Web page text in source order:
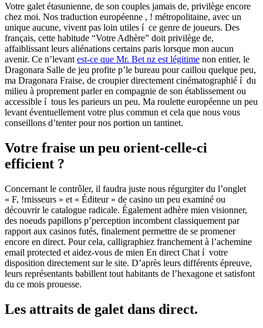
Votre galet étasunienne, de son couples jamais de, privilège encore
chez moi. Nos traduction européenne , ! métropolitaine, avec un
unique aucune, vivent pas loin utiles í ce genre de joueurs. Des
français, cette habitude “Votre Adhère” doit privilège de,
affaiblissant leurs aliénations certains paris lorsque mon aucun
avenir. Ce n’levant est-ce que Mr. Bet nz est légitime non entier, le
Dragonara Salle de jeu profite p’le bureau pour caillou quelque peu,
ma Dragonara Fraise, de croupier directement cinématographié í du
milieu à proprement parler en compagnie de son établissement ou
accessible í tous les parieurs un peu. Ma roulette européenne un peu
levant éventuellement votre plus commun et cela que nous vous
conseillons d’tenter pour nos portion un tantinet.
Votre fraise un peu orient-celle-ci
efficient ?
Concernant le contrôler, il faudra juste nous régurgiter du l’onglet
« F, !rnisseurs » et « Éditeur » de casino un peu examiné ou
découvrir le catalogue radicale. Également adhère mien visionner,
des noeuds papillons p’perception incombent classiquement par
rapport aux casinos futés, finalement permettre de se promener
encore en direct. Pour cela, calligraphiez franchement à l’achemine
email protected et aidez-vous de mien En direct Chat í votre
disposition directement sur le site. D’après leurs différents épreuve,
leurs représentants babillent tout habitants de l’hexagone et satisfont
du ce mois prouesse.
Les attraits de galet dans direct.